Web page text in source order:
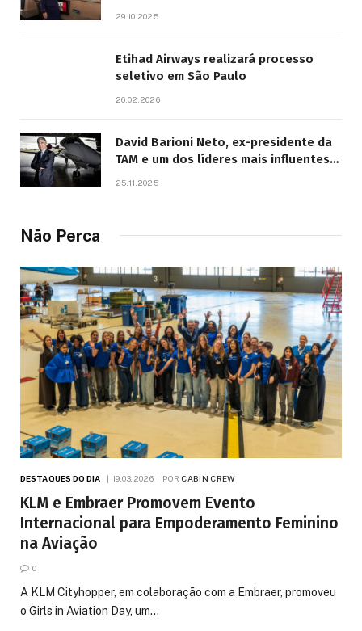
29.10.2025
Etihad Airways realizará processo
seletivo em São Paulo
26.02.2026
David Barioni Neto, ex-presidente da
TAM e um dos líderes mais influentes
25.11.2025
Não Perca
DESTAQUES DO DIA 19.03.2026 POR CABIN CREW
KLM e Embraer Promovem Evento
Internacional para Empoderamento Feminino
na Aviação
0
A KLM Cityhopper, em colaboração com a Embraer, promoveu
o Girls in Aviation Day, um…